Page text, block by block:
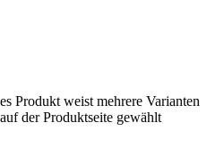
Produkt weist mehrere Varianten
der Produktseite gewählt